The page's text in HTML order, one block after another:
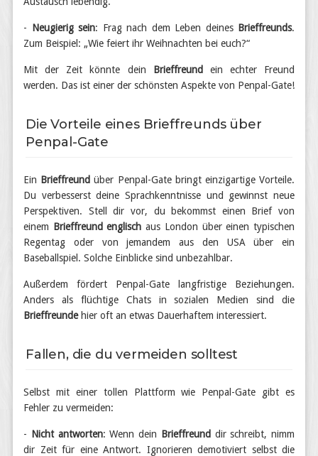
- Neugierig sein: Frag nach dem Leben deines Brieffreunds.
Zum Beispiel: „Wie feiert ihr Weihnachten bei euch?“
Mit der Zeit könnte dein Brieffreund
ein echter Freund
werden. Das ist einer der schönsten Aspekte von Penpal-Gate!
Die Vorteile eines Brieffreunds über
Penpal-Gate
Ein Brieffreund über Penpal-Gate bringt einzigartige Vorteile.
Du verbesserst deine Sprachkenntnisse und gewinnst neue
Perspektiven. Stell dir vor, du bekommst einen Brief von
einem Brieffreund englisch aus London über einen typischen
Regentag oder von jemandem aus den USA über ein
Baseballspiel. Solche Einblicke sind unbezahlbar.
Außerdem fördert Penpal-Gate langfristige Beziehungen.
Anders als flüchtige Chats in sozialen Medien sind die
Brieffreundehier oft an etwas Dauerhaftem interessiert.
Fallen, die du vermeiden solltest
Selbst mit einer tollen Plattform wie Penpal-Gate gibt es
Fehler zu vermeiden:
- Nicht antworten: Wenn dein Brieffreund dir schreibt, nimm
dir Zeit für eine Antwort. Ignorieren demotiviert selbst die